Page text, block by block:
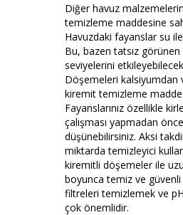
Diğer havuz
temizleme maddesine
Havuzdaki fayanslar su
Bu, bazen tatsız
seviyelerini
Döşemeleri kalsiyumdan
kiremit temizleme
Fayanslarınız özellikle
çalışması yapmadan
düşünebilirsiniz. Aksi
miktarda temizleyici
kiremitli döşemeler ile
boyunca temiz ve güvenli
filtreleri temizlemek ve
çok önemlidir.